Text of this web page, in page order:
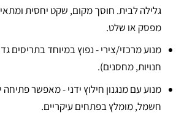
גלילה לבית. חוסך מקום, שקט יחסית
מפסק או שלט.​
מנוע מרכזי/צירי - נפוץ במיוחד בתריסים
חנויות, מחסנים).​
מנוע עם מנגנון חילוץ ידני - מאפשר
חשמל, מומלץ בפתחים עיקריים.​